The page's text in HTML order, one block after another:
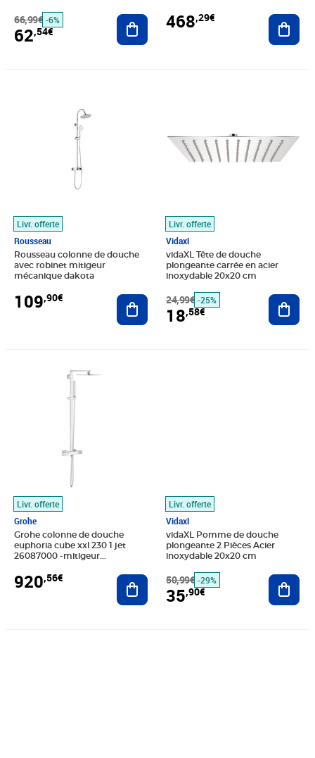
66,99€ -6%
62,54€
Ajouter au panier
468,29€
Livr. offerte
Rousseau
Rousseau colonne de douche
avec robinet mitigeur
mécanique dakota
109,90€ Ajouter au panier
Livr. offerte
Vidaxl
vidaXL Tête de douche
plongeante carrée en acier
inoxydable 20x20 cm
24,99€ -25%
18,58€
Livr. offerte
Grohe
Grohe colonne de douche
euphoria cube xxl 230 1 jet
26087000 -mitigeur
température et de débit -c
920,56€ Ajouter au panier
Livr. offerte
Vidaxl
vidaXL Pomme de douche
plongeante 2 Pièces Acier
inoxydable 20x20 cm
50,99€ -29%
35,90€